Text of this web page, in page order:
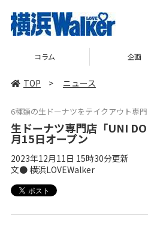
コラム 企画
TOP > ニュース
6種類の生ドーナツをテイクアウト専
生ドーナツ専門店「UNI
月15日オープン
2023年12月11日 15時30分更新
文● 横浜LOVEWalker